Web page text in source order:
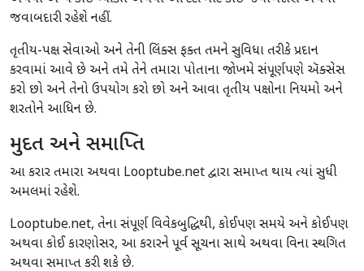
જવાબદારી રહેશે નહીં.
તૃતીય-પક્ષ સેવાઓ અને તેની લિંક્સ ફક્ત તમને સુવિધા તરીકે પ્રદાન
કરવામાં આવે છે અને તમે તેને તમારા પોતાના જોખમે સંપૂર્ણપણે ઍક્સેસ
કરો છો અને તેનો ઉપયોગ કરો છો અને આવા તૃતીય પક્ષોના નિયમો અને
શરતોને આધિન છે.
મુદત અને સમાપ્તિ
આ કરાર તમારા અથવા Looptube.net દ્વારા સમાપ્ત થાય ત્યાં સુધી
અમલમાં રહેશે.
Looptube.net, તેના સંપૂર્ણ વિવેકબુદ્ધિથી, કોઈપણ સમયે અને કોઈપણ
અથવા કોઈ કારણોસર, આ કરારને પૂર્વ સૂચના સાથે અથવા વિના સ્થગિત
અથવા સમાપ્ત કરી શકે છે.